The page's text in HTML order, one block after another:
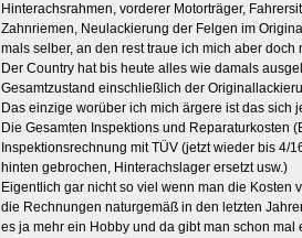
Hinterachsrahmen, vorderer Motorträger,
Zahnriemen, Neulackierung der Felgen im
mals selber, an den rest traue ich mich aber doch
Der Country hat bis heute alles wie damals
Gesamtzustand einschließlich der
Das einzige worüber ich mich ärgere ist das
Die Gesamten Inspektions und Reparaturkosten
Inspektionsrechnung mit TÜV (jetzt wieder bis
hinten gebrochen, Hinterachslager ersetzt usw.)
Eigentlich gar nicht so viel wenn man die Kosten
die Rechnungen naturgemäß in den letzten
es ja mehr ein Hobby und da gibt man schon mal